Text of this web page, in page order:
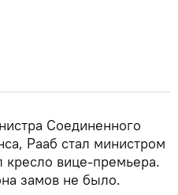
Соединенного
Рааб стал министром
кресло вице-премьера.
замов не было.